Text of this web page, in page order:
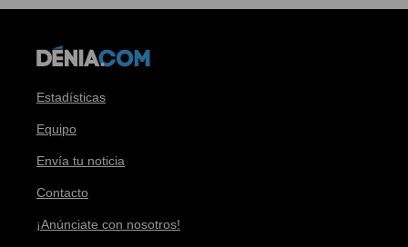
Estadísticas
Equipo
Envía tu noticia
Contacto
¡Anúnciate con nosotros!